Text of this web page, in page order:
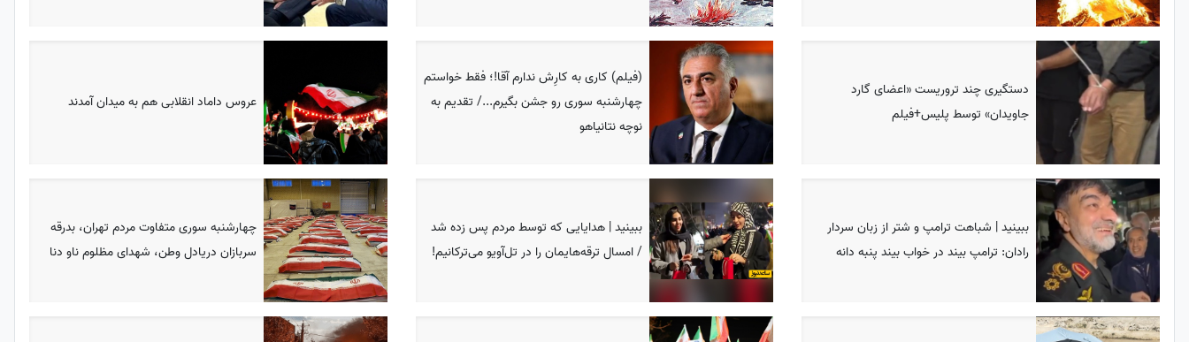
دستگیری چند تروریست «اعضای گارد
جاویدان» توسط پلیس+فیلم
(فیلم) کاری به کارِش ندارم آقا!؛ فقط خواستم
چهارشنبه سوری رو جشن بگیرم.../ تقدیم به
نوچه نتانیاهو
عروس داماد انقلابی هم به میدان آمدند
ببینید | شباهت ترامپ و شتر از زبان سردار
رادان: ترامپ بیند در خواب بیند پنبه دانه
ببینید | هدایایی که توسط مردم پس زده شد
/ امسال ترقه‌هایمان را در تل‌آویو می‌ترکانیم!
چهارشنبه سوری متفاوت مردم تهران، بدرقه
سربازان دریادل وطن، شهدای مظلوم ناو دنا